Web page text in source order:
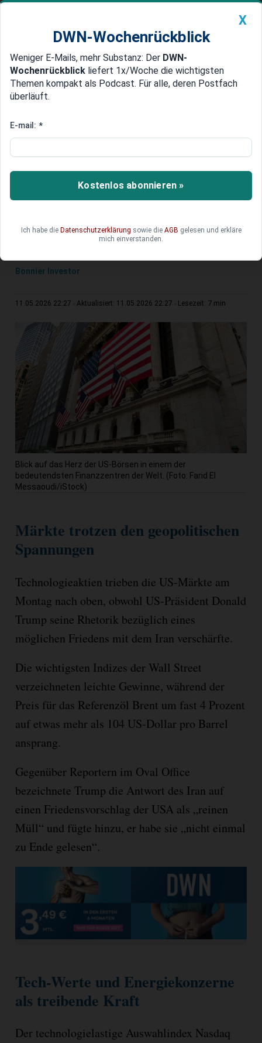
Newsticker MEIN DWN: Geldanlage Premium
Edelmetalle DWN-Magazin China
US-Marktbericht: Wall Street
Friedensplan leicht ins Plus
Geopolitische Spannungen treffen auf Börsen-
Optimismus – erfahren Sie, was die Märkte jetzt
Bonnier Investor
11.05.2026 22:27 Aktualisiert: 11.05.2026 22:27 Lesezeit: 7 min
Blick auf das Herz der US-Börsen in einem der
bedeutendsten Finanzzentren der Welt. (Foto: Farid El
Messaoudi/iStock)
Märkte trotzen den geopolitischen
Spannungen
Technologieaktien trieben die US-Märkte am
Montag nach oben, obwohl US-Präsident Donald
Trump seine Rhetorik bezüglich eines
möglichen Friedens mit dem Iran verschärfte.
Die wichtigsten Indizes der Wall Street
verzeichneten leichte Gewinne, während der
Preis für das Referenzöl Brent um fast 4 Prozent
auf etwas mehr als 104 US-Dollar pro Barrel
ansprang.
Gegenüber Reportern im Oval Office
bezeichnete Trump die Antwort des Iran auf
einen Friedensvorschlag der USA als „reinen
Müll“ und fügte hinzu, er habe sie „nicht einmal
zu Ende gelesen“.
Tech-Werte und Energiekonzerne
als treibende Kraft
Der technologielastige Auswahlindex Nasdaq
X
DWN-Wochenrückblick
Weniger E-Mails, mehr Substanz: Der DWN-
Wochenrückblick liefert 1x/Woche die wichtigsten
Themen kompakt als Podcast. Für alle, deren Postfach
überläuft.
E-mail: *
Kostenlos abonnieren »
Ich habe die Datenschutzerklärung sowie die AGB gelesen und erkläre
mich einverstanden.